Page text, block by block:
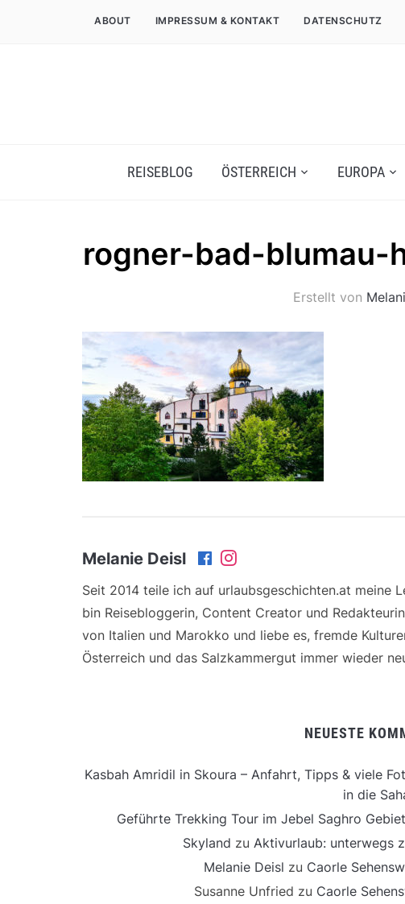
ABOUT IMPRESSUM & KONTAKT DATENSCHUTZ
REISEBLOG ÖSTERREICH EUROPA
rogner-bad-blumau-
Erstellt von
Melanie Deisl
Seit 2014 teile ich auf urlaubsgeschichten.at meine
bin Reisebloggerin, Content Creator und
von Italien und Marokko und liebe es, fremde
Österreich und das Salzkammergut immer wieder
NEUESTE
Kasbah Amridil in Skoura – Anfahrt, Tipps & viele
in die
Geführte Trekking Tour im Jebel Saghro Gebiet
Skyland zu Aktivurlaub: unterwegs
Melanie Deisl zu Caorle
Susanne Unfried zu Caorle